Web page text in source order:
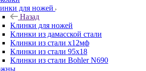
для ножей
Назад
Клинки для ножей
Клинки из дамасской стали
Клинки из стали х12мф
Клинки из стали 95х18
Клинки из стали Bohler N690